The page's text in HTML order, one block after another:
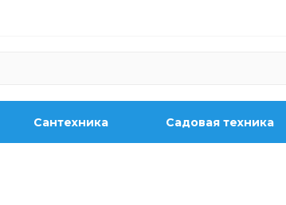
Сантехника Садовая техника